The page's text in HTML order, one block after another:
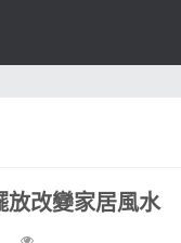
放改變家居風水